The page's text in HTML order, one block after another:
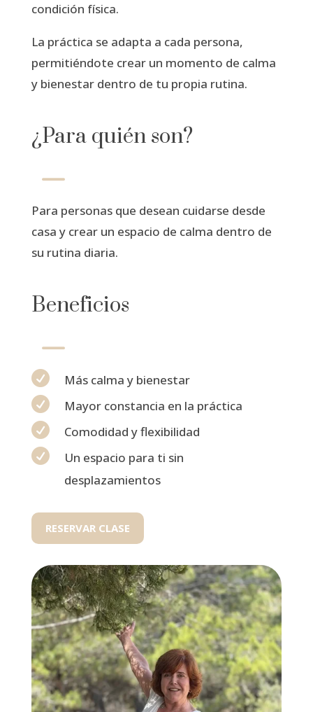
condición física.
La práctica se adapta a cada persona,
permitiéndote crear un momento de calma
y bienestar dentro de tu propia rutina.
¿Para quién son?
K
Para personas que desean cuidarse desde
casa y crear un espacio de calma dentro de
su rutina diaria.
Beneficios
K
 Más calma y bienestar
 Mayor constancia en la práctica
 Comodidad y flexibilidad

Un espacio para ti sin
desplazamientos
RESERVAR CLASE